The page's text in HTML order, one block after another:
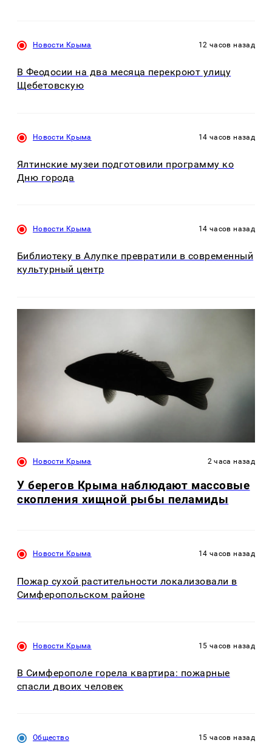
Новости Крыма 12 часов назад
В Феодосии на два месяца перекроют улицу
Щебетовскую
Новости Крыма 14 часов назад
Ялтинские музеи подготовили программу ко
Дню города
Новости Крыма 14 часов назад
Библиотеку в Алупке превратили в современный
культурный центр
Новости Крыма 2 часа назад
У берегов Крыма наблюдают массовые
скопления хищной рыбы пеламиды
Новости Крыма 14 часов назад
Пожар сухой растительности локализовали в
Симферопольском районе
Новости Крыма 15 часов назад
В Симферополе горела квартира: пожарные
спасли двоих человек
Общество 15 часов назад